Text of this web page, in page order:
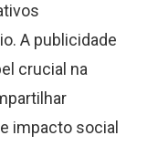
A publicidade
crucial na
impacto social